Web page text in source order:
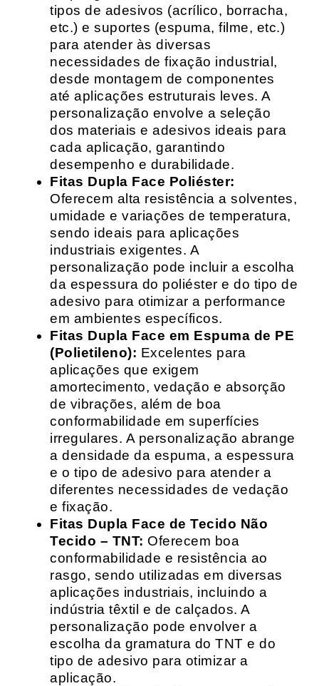
tipos de adesivos (acrílico, borracha,
etc.) e suportes (espuma, filme, etc.)
para atender às diversas
necessidades de fixação industrial,
desde montagem de componentes
até aplicações estruturais leves. A
personalização envolve a seleção
dos materiais e adesivos ideais para
cada aplicação, garantindo
desempenho e durabilidade.
Fitas Dupla Face Poliéster:
Oferecem alta resistência a solventes,
umidade e variações de temperatura,
sendo ideais para aplicações
industriais exigentes. A
personalização pode incluir a escolha
da espessura do poliéster e do tipo de
adesivo para otimizar a performance
em ambientes específicos.
Fitas Dupla Face em Espuma de PE
(Polietileno): Excelentes para
aplicações que exigem
amortecimento, vedação e absorção
de vibrações, além de boa
conformabilidade em superfícies
irregulares. A personalização abrange
a densidade da espuma, a espessura
e o tipo de adesivo para atender a
diferentes necessidades de vedação
e fixação.
Fitas Dupla Face de Tecido Não
Tecido – TNT: Oferecem boa
conformabilidade e resistência ao
rasgo, sendo utilizadas em diversas
aplicações industriais, incluindo a
indústria têxtil e de calçados. A
personalização pode envolver a
escolha da gramatura do TNT e do
tipo de adesivo para otimizar a
aplicação.